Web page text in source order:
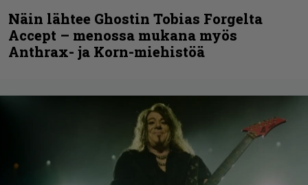
Näin lähtee Ghostin Tobias Forgelta
Accept – menossa mukana myös
Anthrax- ja Korn-miehistöä